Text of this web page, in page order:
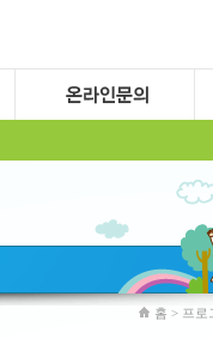
홈 > 프로